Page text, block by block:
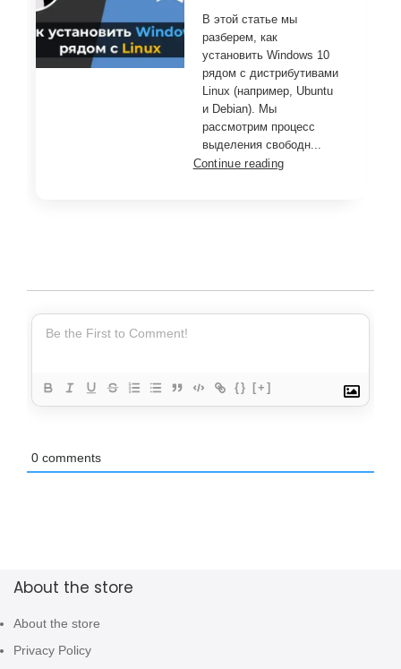
В этой статье мы
разберем, как
установить Windows 10
рядом с дистрибутивами
Linux (например, Ubuntu
и Debian). Мы
рассмотрим процесс
выделения свободн...
Continue reading
{} [+]
0 comments
About the store
About the store
Privacy Policy